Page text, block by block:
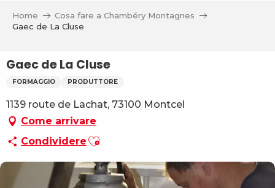
Home
Cosa fare a Chambéry Montagnes
Gaec de La Cluse
Gaec de La Cluse
FORMAGGIO PRODUTTORE
1139 route de Lachat, 73100 Montcel
Come arrivare
Condividere Ajouter aux favoris